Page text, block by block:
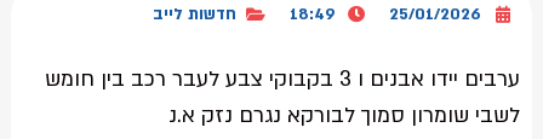
25/01/2026
18:49 חדשות לייב
ערבים יידו אבנים ו 3 בקבוקי צבע לעבר רכב בין חומש
לשבי שומרון סמוך לבורקא נגרם נזק א.נ